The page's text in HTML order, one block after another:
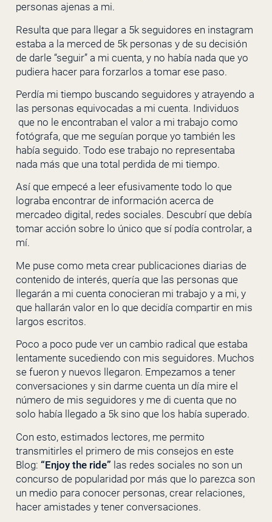
personas ajenas a mi.
Resulta que para llegar a 5k seguidores en instagram
estaba a la merced de 5k personas y de su decisión
de darle “seguir” a mi cuenta, y no había nada que yo
pudiera hacer para forzarlos a tomar ese paso.
Perdía mi tiempo buscando seguidores y atrayendo a
las personas equivocadas a mi cuenta. Individuos
que no le encontraban el valor a mi trabajo como
fotógrafa, que me seguían porque yo también les
había seguido. Todo ese trabajo no representaba
nada más que una total perdida de mi tiempo.
Así que empecé a leer efusivamente todo lo que
lograba encontrar de información acerca de
mercadeo digital, redes sociales. Descubrí que debía
tomar acción sobre lo único que sí podía controlar, a
mí.
Me puse como meta crear publicaciones diarias de
contenido de interés, quería que las personas que
llegarán a mi cuenta conocieran mi trabajo y a mi, y
que hallarán valor en lo que decidía compartir en mis
largos escritos.
Poco a poco pude ver un cambio radical que estaba
lentamente sucediendo con mis seguidores. Muchos
se fueron y nuevos llegaron. Empezamos a tener
conversaciones y sin darme cuenta un día mire el
número de mis seguidores y me di cuenta que no
solo había llegado a 5k sino que los había superado.
Con esto, estimados lectores, me permito
transmitirles el primero de mis consejos en este
Blog: “Enjoy the ride” las redes sociales no son un
concurso de popularidad por más que lo parezca son
un medio para conocer personas, crear relaciones,
hacer amistades y tener conversaciones.